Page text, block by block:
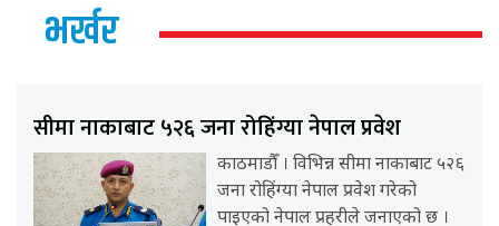
भर्खर
सीमा नाकाबाट ५२६ जना रोहिंग्या नेपाल प्रवेश
काठमाडौँ । विभिन्न सीमा नाकाबाट ५२६
जना रोहिंग्या नेपाल प्रवेश गरेको
पाइएको नेपाल प्रहरीले जनाएको छ ।